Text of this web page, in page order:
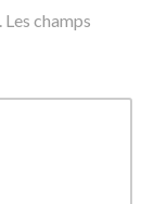
Les champs